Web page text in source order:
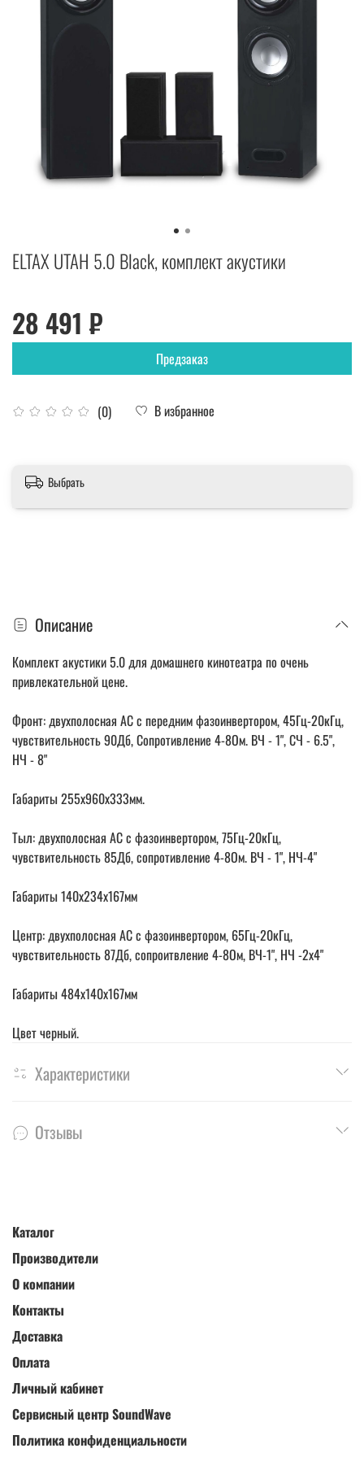
ELTAX UTAH 5.0 Black, комплект акустики
(0) В избранное
28 491 ₽
Предзаказ
Выбрать
Описание
Комплект акустики 5.0 для домашнего кинотеатра по очень
привлекательной цене.
Фронт: двухполосная АС с передним фазоинвертором, 45Гц-20кГц,
чувствительность 90Дб, Сопротивление 4-8Ом. ВЧ - 1", СЧ - 6.5",
НЧ - 8"
Габариты 255х960х333мм.
Тыл: двухполосная АС с фазоинвертором, 75Гц-20кГц,
чувствительность 85Дб, сопротивление 4-8Ом. ВЧ - 1", НЧ-4"
Габариты 140х234х167мм
Центр: двухполосная АС с фазоинвертором, 65Гц-20кГц,
чувствительность 87Дб, сопроитвление 4-8Ом, ВЧ-1", НЧ -2х4"
Габариты 484х140х167мм
Цвет черный.
Характеристики
Отзывы
Каталог
Производители
О компании
Контакты
Доставка
Оплата
Личный кабинет
Сервисный центр SoundWave
Политика конфиденциальности